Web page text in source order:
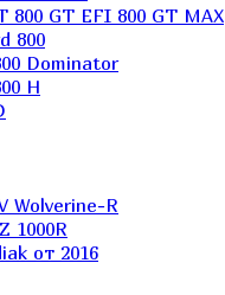
GT EFI 800 GT MAX
800
Dominator
H
Wolverine-R
1000R
от 2016